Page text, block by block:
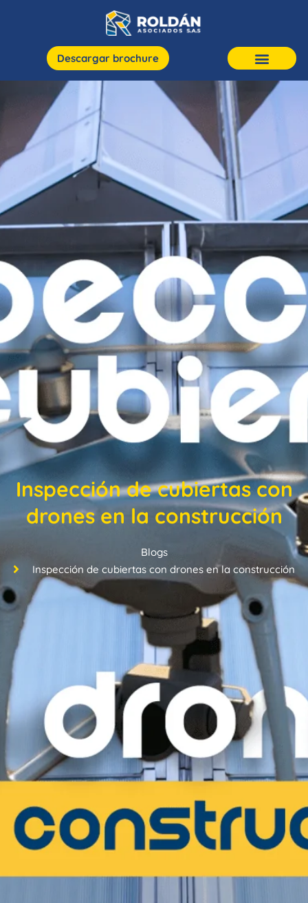
Descargar brochure
Inspección de cubiertas con
drones en la construcción
Blogs
Inspección de cubiertas con drones en la construcción